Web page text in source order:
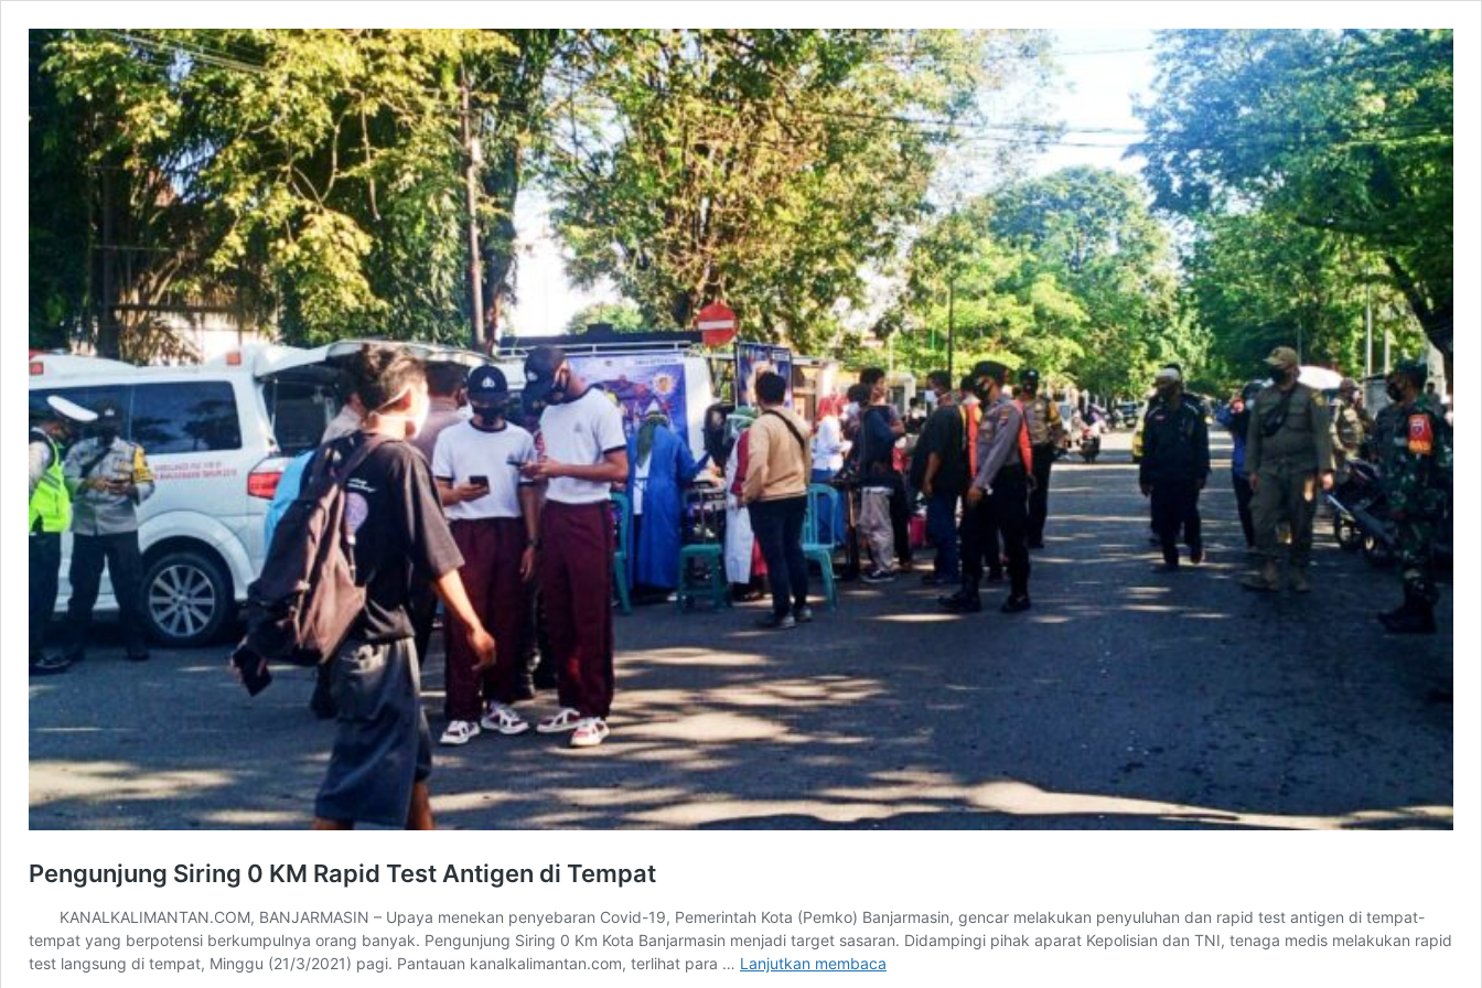
Pengunjung Siring 0 KM Rapid Test Antigen di Tempat
KANALKALIMANTAN.COM, BANJARMASIN – Upaya menekan penyebaran Covid-19, Pemerintah Kota (Pemko) Banjarmasin, gencar melakukan penyuluhan dan rapid test antigen di tempat-
tempat yang berpotensi berkumpulnya orang banyak. Pengunjung Siring 0 Km Kota Banjarmasin menjadi target sasaran. Didampingi pihak aparat Kepolisian dan TNI, tenaga medis melakukan rapid
test langsung di tempat, Minggu (21/3/2021) pagi. Pantauan kanalkalimantan.com, terlihat para … Lanjutkan membaca